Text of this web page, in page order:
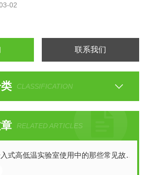
02
联系我们
CLASSIFICATION
RELATED ARTICLES
高低温实验室使用中的那些常见故障与解决技巧